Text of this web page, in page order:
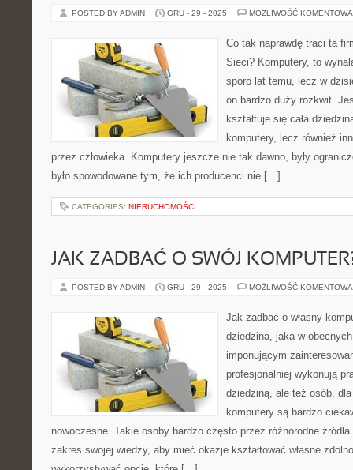
POSTED BY ADMIN GRU - 29 - 2025 MOŻLIWOŚĆ
Co tak naprawdę traci ta
Sieci? Komputery, to
sporo lat temu, lecz w
on bardzo duży rozkwit.
kształtuje się cała
komputery, lecz również
przez człowieka. Komputery jeszcze nie tak dawno, były
było spowodowane tym, że ich producenci nie […]
CATEGORIES: NIERUCHOMOŚCI
JAK ZADBAĆ O SWÓJ
POSTED BY ADMIN GRU - 29 - 2025 MOŻLIWOŚĆ
Jak zadbać o własny
dziedzina, jaka w
imponującym
profesjonalniej wykonują
dziedziną, ale też osób,
komputery są bardzo
nowoczesne. Takie osoby bardzo często przez różnorodne
zakres swojej wiedzy, aby mieć okazje kształtować własne